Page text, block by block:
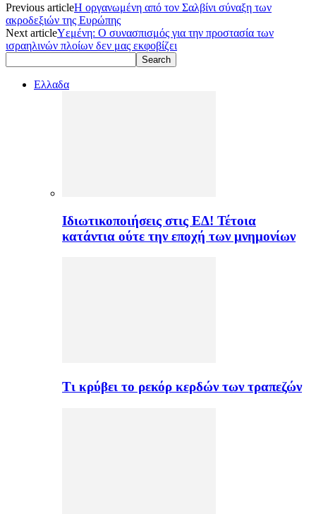
Previous articleΗ οργανωμένη από τον Σαλβίνι σύναξη των
ακροδεξιών της Ευρώπης
Next articleΥεμένη: Ο συνασπισμός για την προστασία των
ισραηλινών πλοίων δεν μας εκφοβίζει
Ελλαδα
Ιδιωτικοποιήσεις στις ΕΔ! Τέτοια
κατάντια ούτε την εποχή των μνημονίων
Τι κρύβει το ρεκόρ κερδών των τραπεζών